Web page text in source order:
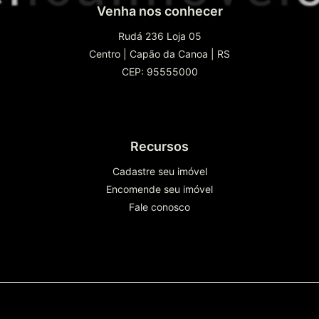
Venha nos conhecer
Rudá 236 Loja 05
Centro
Capão da Canoa
RS
CEP: 95555000
Recursos
Cadastre seu imóvel
Encomende seu imóvel
Fale conosco